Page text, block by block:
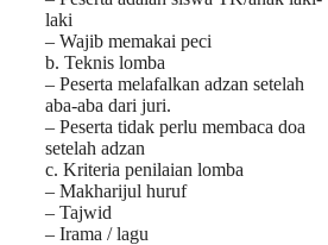
laki
– Wajib memakai peci
b. Teknis lomba
– Peserta melafalkan adzan setelah
aba-aba dari juri.
– Peserta tidak perlu membaca doa
setelah adzan
c. Kriteria penilaian lomba
– Makharijul huruf
– Tajwid
– Irama / lagu